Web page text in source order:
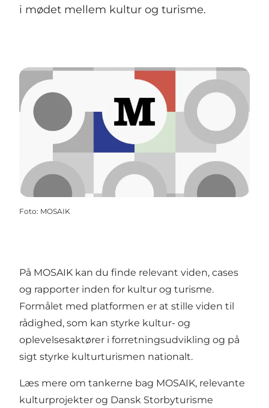
i mødet mellem kultur og turisme.
Foto: MOSAIK
På MOSAIK kan du finde relevant viden, cases
og rapporter inden for kultur og turisme.
Formålet med platformen er at stille viden til
rådighed, som kan styrke kultur- og
oplevelsesaktører i forretningsudvikling og på
sigt styrke kulturturismen nationalt.
Læs mere om tankerne bag MOSAIK, relevante
kulturprojekter og Dansk Storbyturisme